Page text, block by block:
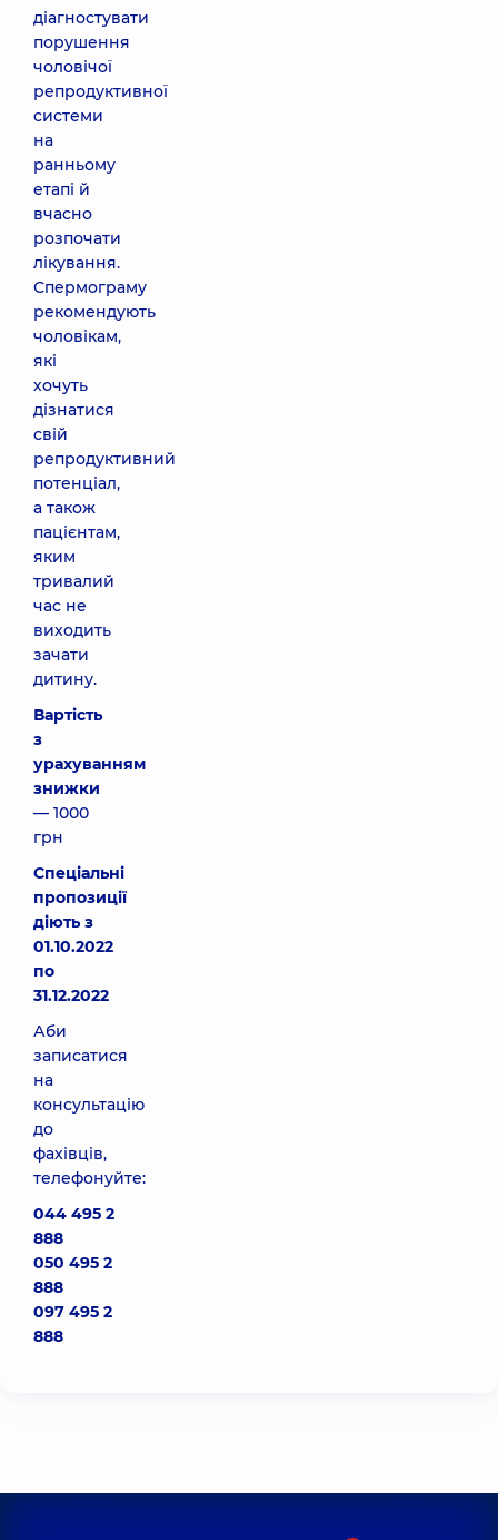
діагностувати
порушення
чоловічої
репродуктивної
системи
на
ранньому
етапі й
вчасно
розпочати
лікування.
Спермограму
рекомендують
чоловікам,
які
хочуть
дізнатися
свій
репродуктивний
потенціал,
а також
пацієнтам,
яким
тривалий
час не
виходить
зачати
дитину.
Вартість
з
урахуванням
знижки
— 1000
грн
Спеціальні
пропозиції
діють з
01.10.2022
по
31.12.2022
Аби
записатися
на
консультацію
до
фахівців,
телефонуйте:
044 495 2
888
050 495 2
888
097 495 2
888